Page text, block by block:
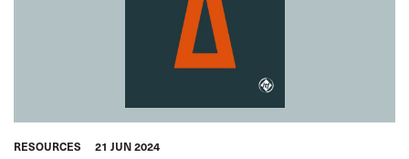
RESOURCES 21 JUN 2024